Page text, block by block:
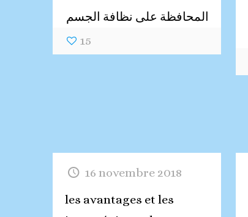
المحافظة على نظافة الجسم
15
16 novembre 2018
les avantages et les